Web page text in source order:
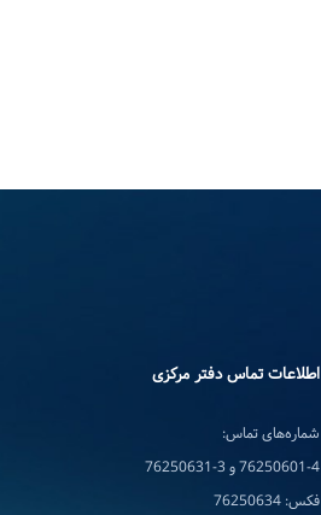
اطلاعات تماس دفتر مرکزی
شماره‌های تماس:
76250601-4 و 3-76250631
فکس: 76250634